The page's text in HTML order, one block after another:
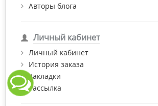
Авторы блога
Личный кабинет
Личный кабинет
История заказа
Закладки
Рассылка